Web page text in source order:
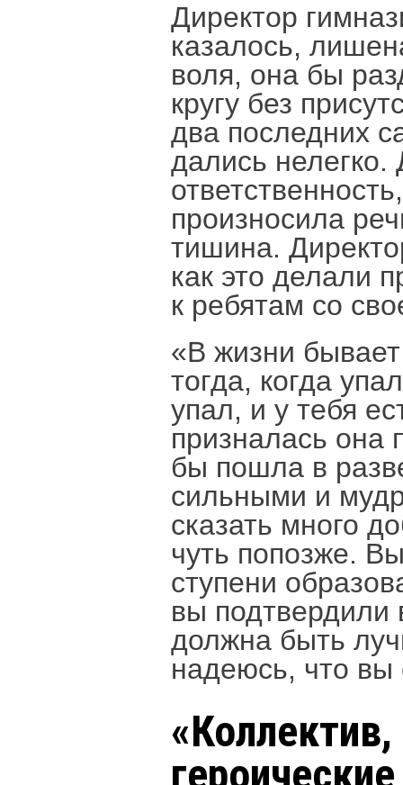
Директор
казалось,
воля, она бы
кругу без
два последних
дались
произносила
тишина.
как это делали
к ребятам со
«В жизни
тогда, когда
упал, и у тебя
призналась она
бы пошла в
сильными и
сказать много
чуть попозже.
ступени
вы
должна быть
надеюсь, что вы